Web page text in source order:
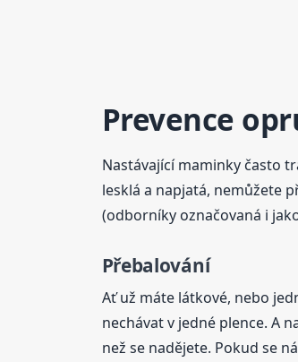
Prevence
Nastávající maminky často
lesklá a napjatá, nemůžete
(odborníky označovaná i
Přebalování
Ať už máte látkové, nebo
nechávat v jedné plence. A
než se nadějete. Pokud se